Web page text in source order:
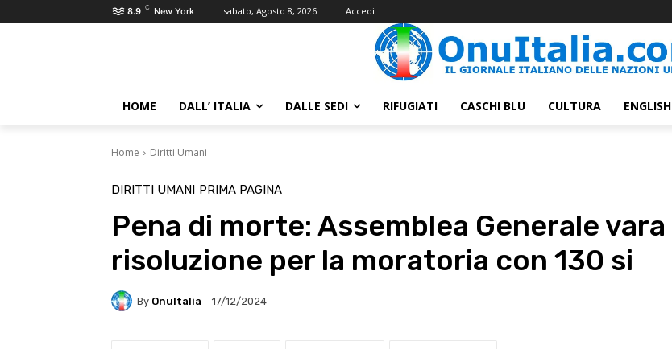
8.9 C New York sabato, Agosto 8, 2026 Accedi
HOME DALL’ ITALIA DALLE SEDI RIFUGIATI CASCHI BLU CULTURA ENGLISH
Home Diritti Umani
DIRITTI UMANI PRIMA PAGINA
Pena di morte: Assemblea Generale vara
risoluzione per la moratoria con 130 si
By OnuItalia 17/12/2024